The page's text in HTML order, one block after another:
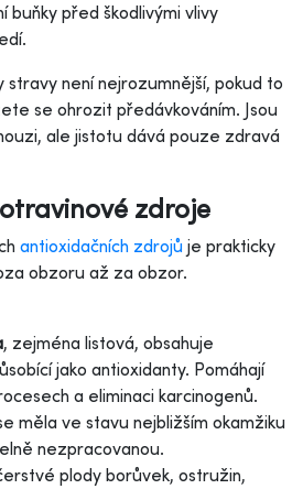
buňky před škodlivými vlivy
stravy není nejrozumnější, pokud to
se ohrozit předávkováním. Jsou
ale jistotu dává pouze zdravá
zdroje
antioxidačních zdrojů je prakticky
obzoru až za obzor.
, zejména listová, obsahuje
jako antioxidanty. Pomáhají
a eliminaci karcinogenů.
měla ve stavu nejbližším okamžiku
nezpracovanou.
plody borůvek, ostružin,